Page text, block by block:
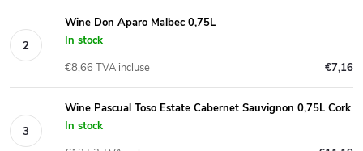
Wine Don Aparo Malbec 0,75L
In stock
€7,16
€8,66 TVA incluse
Wine Pascual Toso Estate Cabernet Sauvignon 0,75L Cork
In stock